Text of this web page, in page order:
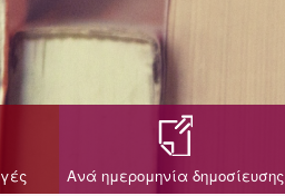
Ανά ημερομηνία δημοσίευσης